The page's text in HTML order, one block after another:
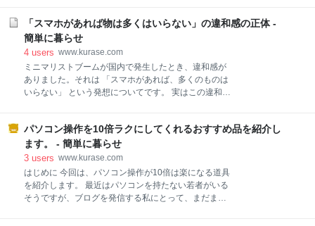
気、虫対策などは安心です。ただし封を切った直後、
5キロのパスタ全部は入らず、数百グラム分入り切り
ません。でも食べてなくなると、すぐにちょうどよく
なります。 フタにパッキンがあるので、密閉性
た。（健康器具は、リハビリに必要だと思い買ったも
ので、ありがちなダイエット目的ではありません） 結
婚当時は様々な家具を買いましたが婚礼ダンスを含め
て、今ではそれらは何一つ残っていません。 高価な家
具を買うときには「一生もの」という言葉で決心しが
ちですが、家具に「一生」はありません。 家具に縛ら
ものをやっと手放しましたが、現在も残る家具をどう
やって不要にできるか試行錯誤しています。 目標は、
多少の家具を持っても、それらは一人で移動可能なレ
ベルのものにする
「スマホがあれば物は多くはいらない」の違和感の正体 -
簡単に暮らせ
4 users www.kurase.com
ミニマリストブームが国内で発生したとき、違和感が
ありました。それは 「スマホがあれば、多くのものは
いらない」 という発想についてです。 実はこの違和感
ゃくま 大和書房 Amazon この書籍の12項目目『「目
の前にない」だけの暮らしから一歩抜け出す』の箇所
です。 当時、ミニマリストブームが注目されたとき、
気になったことがありました。それは 「スマホの活用
で、物を減らせる」 ということについてです。確かに
スマホの利用で、個人の住まいは物理的なスペースも
パソコン操作を10倍ラクにしてくれるおすすめ品を紹介し
ます。 - 簡単に暮らせ
3 users www.kurase.com
はじめに 今回は、パソコン操作が10倍は楽になる道具
を紹介します。 最近はパソコンを持たない若者がいる
そうですが、ブログを発信する私にとって、まだまだ